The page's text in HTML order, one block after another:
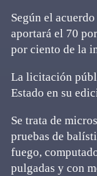
Según el
aportará el 70
por ciento de la
La licitación
Estado en su
Se trata de
pruebas de
fuego,
pulgadas y con